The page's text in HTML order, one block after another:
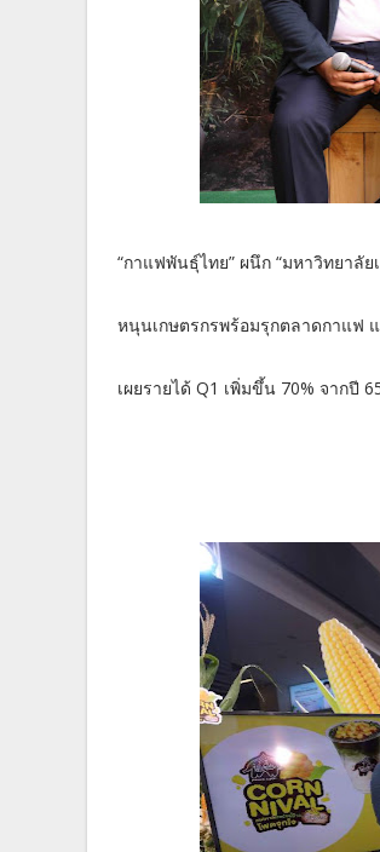
“กาแฟพันธุ์ไทย” ผนึก “มหาวิทยาลั
หนุนเกษตรกรพร้อมรุกตลาดกาแฟ
เผยรายได้ Q1 เพิ่มขึ้น 70% จากปี